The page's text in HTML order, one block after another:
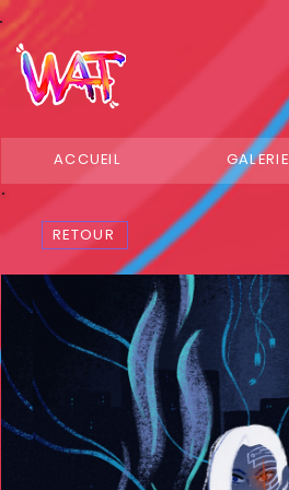
ACCUEIL GALERIE
RETOUR